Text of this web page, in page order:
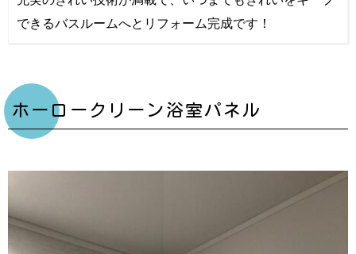
できるバスルームへとリフォーム完成です！
ホーロークリーン浴室パネル